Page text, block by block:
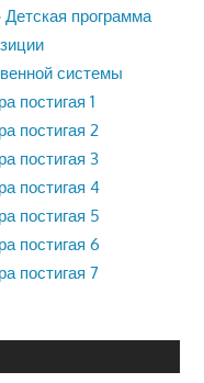
программа
системы
постигая 1
постигая 2
постигая 3
постигая 4
постигая 5
постигая 6
постигая 7